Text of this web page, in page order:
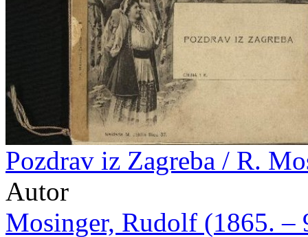
Pozdrav iz Zagreba / R.
Autor
Mosinger, Rudolf (1865. –